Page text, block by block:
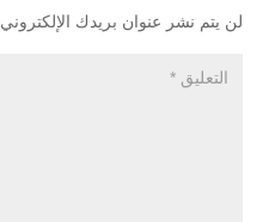
لن يتم نشر عنوان بريدك الإلكتروني.